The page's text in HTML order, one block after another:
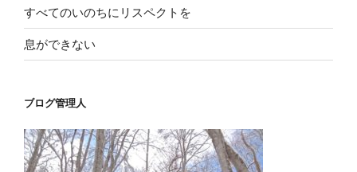
すべてのいのちにリスペクトを
息ができない
ブログ管理人